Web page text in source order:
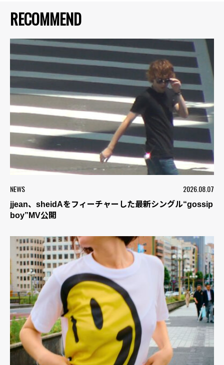
RECOMMEND
NEWS 2026.08.07
jjean、sheidAをフィーチャーした最新シングル“gossip
boy”MV公開